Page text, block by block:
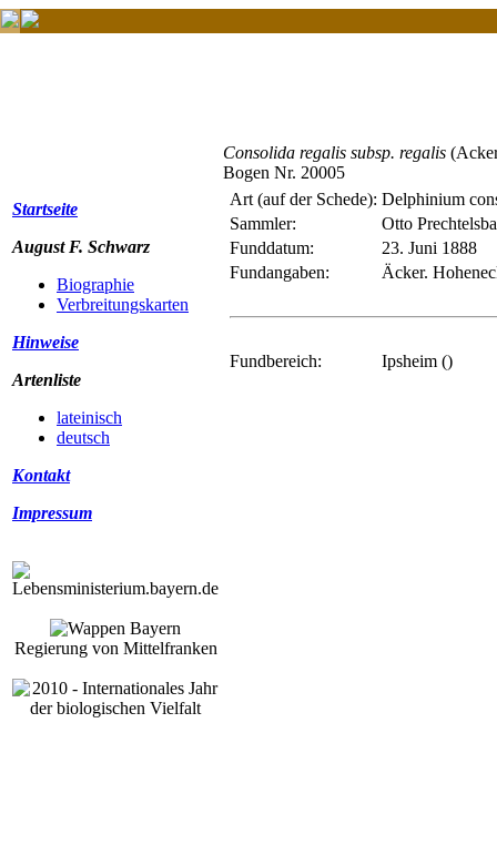
Startseite
August F. Schwarz
Biographie
Verbreitungskarten
Hinweise
Artenliste
lateinisch
deutsch
Kontakt
Impressum
Regierung von Mittelfranken
Consolida regalis subsp. regalis
Bogen Nr. 20005
Art (auf der Schede): Delphinium
Sammler:
Otto
Funddatum:
23. Juni 1888
Fundangaben:
Äcker.
Fundbereich: Ipsheim ()